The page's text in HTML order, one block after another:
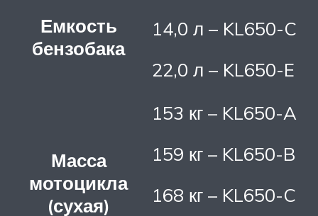
Емкость
бензобака
14,0 л – KL650-C
22,0 л – KL650-E
Масса
мотоцикла
(сухая)
153 кг – KL650-A
159 кг – KL650-B
168 кг – KL650-C